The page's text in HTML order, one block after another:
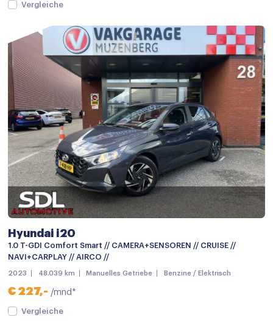
Navigatiesysteem full map
Radio
Spraakbediening
Achterbank in delen neerklapbaar
Airco met elektronische regeling
Armsteun
Armsteun voor
Bagagedek
Binnenspiegel automatisch dimmend
Boordcomputer
Cruisecontrol
Elektrisch bedienbare spiegels
Elektrische ramen achter
Elektrische ramen voor
Vergleiche
Hyundai i20
1.0 T-GDI Comfort Smart // CAMERA+SENSOREN // CRUISE //
NAVI+CARPLAY // AIRCO //
2023 48.039 km Manuelles Getriebe Benzine / Elektrisch
€ 227,- /mnd*
Vergleiche